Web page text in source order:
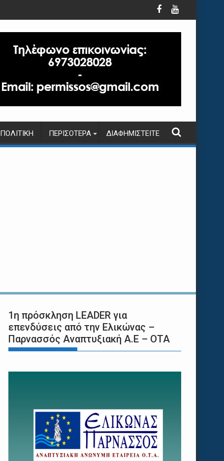
ΠΟΛΙΤΙΚΉ ΠΕΡΙΣΌΤΕΡΑ ΔΙΑΦΗΜΙΣΤΕΊΤΕ
1η πρόσκληση LEADER για
επενδύσεις από την Ελικώνας –
Παρνασσός Αναπτυξιακή Α.Ε – ΟΤΑ